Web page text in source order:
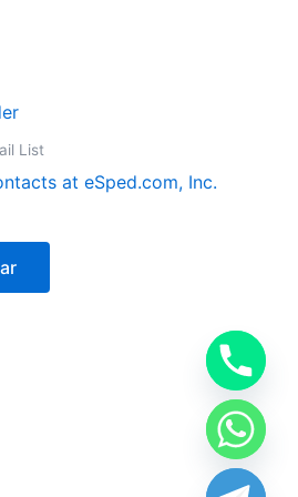
List
at eSped.com, Inc.